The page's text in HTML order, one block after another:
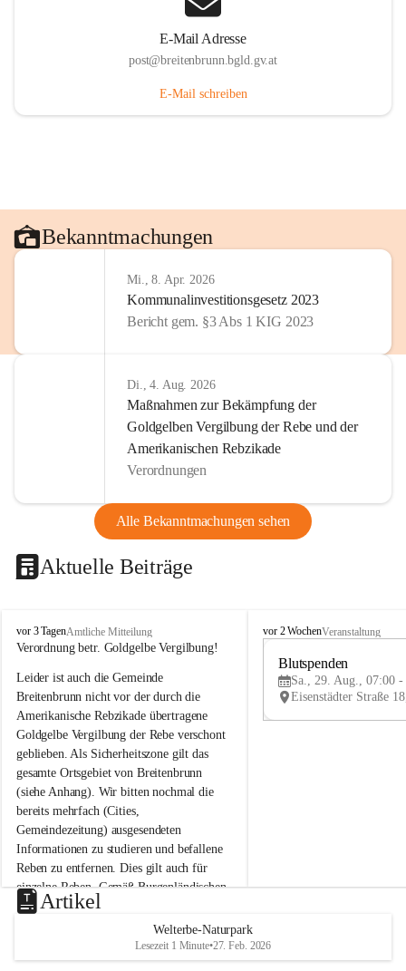
E-Mail Adresse
post@breitenbrunn.bgld.gv.at
E-Mail schreiben
Bekanntmachungen
Mi., 8. Apr. 2026
Kommunalinvestitionsgesetz 2023
Bericht gem. §3 Abs 1 KIG 2023
Di., 4. Aug. 2026
Maßnahmen zur Bekämpfung der
Goldgelben Vergilbung der Rebe und der
Amerikanischen Rebzikade
Verordnungen
Alle Bekanntmachungen sehen
Aktuelle Beiträge
B
r
i
t
e
n
b
r
u
n
n
a
m
N
e
u
s
d
vor 3 TagenAmtliche Mitteilung
Verordnung betr. Goldgelbe Vergilbung!
Leider ist auch die Gemeinde
Breitenbrunn nicht vor der durch die
Amerikanische Rebzikade übertragene
Goldgelbe Vergilbung der Rebe verschont
geblieben. Als Sicherheitszone gilt das
gesamte Ortsgebiet von Breitenbrunn
(siehe Anhang). Wir bitten nochmal die
bereits mehrfach (Cities,
Gemeindezeitung) ausgesendeten
Informationen zu studieren und befallene
Reben zu entfernen. Dies gilt auch für
einzelne Reben. Gemäß Burgenländischen
Weinbaugesetz sind nicht gepflegte oder
unzulässige Weingärten zu roden! Bitte
helfen wir zusammen um unsere Winzer
vor den prognostizierten Ernteausfällen
B
e
u
e
d
vor 2 WochenVeranstaltung
Blutspenden
Sa., 29. Aug., 07:00 -
Artikel
Welterbe-Naturpark
Lesezeit 1 Minute•27. Feb. 2026